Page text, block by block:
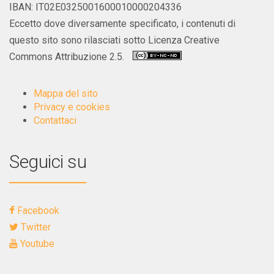
IBAN: IT02E0325001600010000204336
Eccetto dove diversamente specificato, i contenuti di
questo sito sono rilasciati sotto Licenza Creative
Commons Attribuzione 2.5.
Mappa del sito
Privacy e cookies
Contattaci
Seguici su
Facebook
Twitter
Youtube